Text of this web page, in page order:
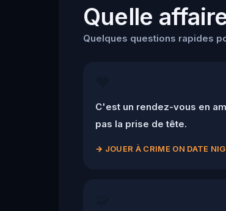
Quelle
Quelques questions rapides
C'est un rendez-vous en
pas la prise de tête.
→ JOUER À CRIME ON DATE